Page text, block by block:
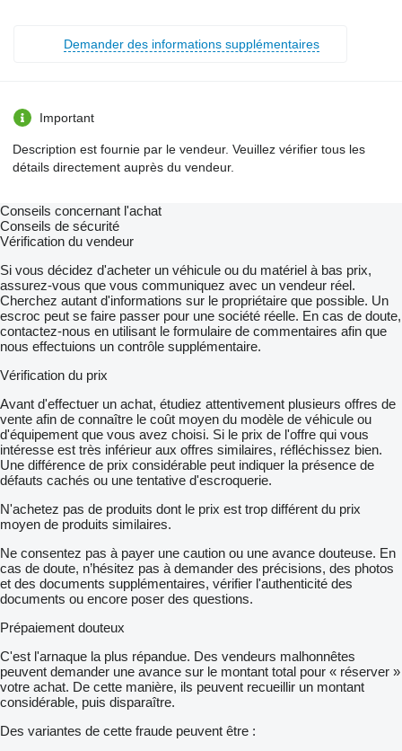
Demander des informations supplémentaires
Important
Description est fournie par le vendeur. Veuillez vérifier tous les
détails directement auprès du vendeur.
Conseils concernant l'achat
Conseils de sécurité
Vérification du vendeur
Si vous décidez d'acheter un véhicule ou du matériel à bas prix,
assurez-vous que vous communiquez avec un vendeur réel.
Cherchez autant d'informations sur le propriétaire que possible. Un
escroc peut se faire passer pour une société réelle. En cas de doute,
contactez-nous en utilisant le formulaire de commentaires afin que
nous effectuions un contrôle supplémentaire.
Vérification du prix
Avant d'effectuer un achat, étudiez attentivement plusieurs offres de
vente afin de connaître le coût moyen du modèle de véhicule ou
d'équipement que vous avez choisi. Si le prix de l'offre qui vous
intéresse est très inférieur aux offres similaires, réfléchissez bien.
Une différence de prix considérable peut indiquer la présence de
défauts cachés ou une tentative d'escroquerie.
N'achetez pas de produits dont le prix est trop différent du prix
moyen de produits similaires.
Ne consentez pas à payer une caution ou une avance douteuse. En
cas de doute, n’hésitez pas à demander des précisions, des photos
et des documents supplémentaires, vérifier l'authenticité des
documents ou encore poser des questions.
Prépaiement douteux
C'est l'arnaque la plus répandue. Des vendeurs malhonnêtes
peuvent demander une avance sur le montant total pour « réserver »
votre achat. De cette manière, ils peuvent recueillir un montant
considérable, puis disparaître.
Des variantes de cette fraude peuvent être :